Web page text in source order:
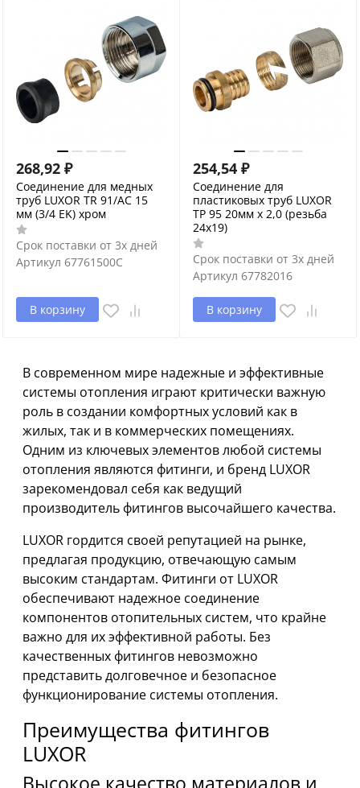
268,92 ₽
Соединение для медных
труб LUXOR TR 91/AC 15
мм (3/4 EK) хром
Срок поставки от 3х дней
Артикул 67761500C
В корзину
254,54 ₽
Соединение для
пластиковых труб LUXOR
TP 95 20мм х 2,0 (резьба
24x19)
Срок поставки от 3х дней
Артикул 67782016
В корзину
В современном мире надежные и эффективные
системы отопления играют критически важную
роль в создании комфортных условий как в
жилых, так и в коммерческих помещениях.
Одним из ключевых элементов любой системы
отопления являются фитинги, и бренд LUXOR
зарекомендовал себя как ведущий
производитель фитингов высочайшего качества.
LUXOR гордится своей репутацией на рынке,
предлагая продукцию, отвечающую самым
высоким стандартам. Фитинги от LUXOR
обеспечивают надежное соединение
компонентов отопительных систем, что крайне
важно для их эффективной работы. Без
качественных фитингов невозможно
представить долговечное и безопасное
функционирование системы отопления.
Преимущества фитингов
LUXOR